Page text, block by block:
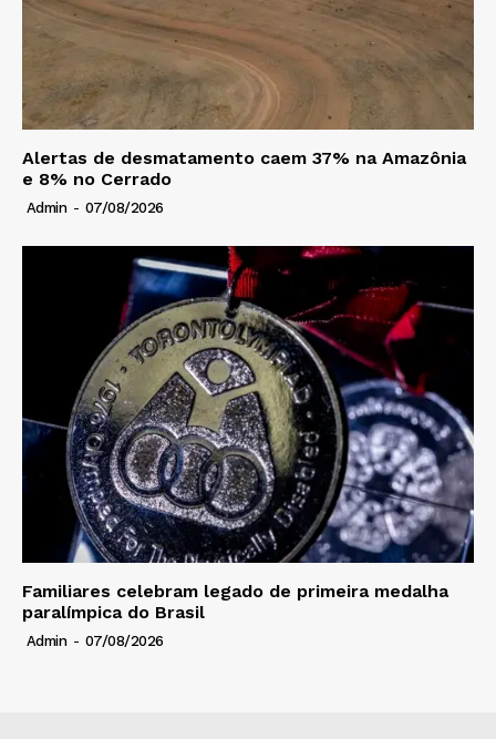
Alertas de desmatamento caem 37% na Amazônia
e 8% no Cerrado
Admin - 07/08/2026
Familiares celebram legado de primeira medalha
paralímpica do Brasil
Admin - 07/08/2026